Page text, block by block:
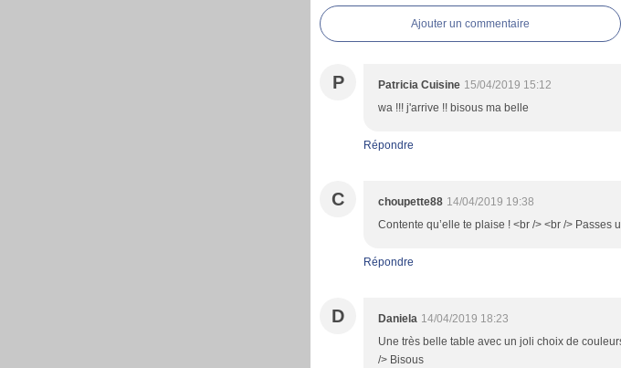
Ajouter un commentaire
P Patricia Cuisine 15/04/2019 15:12
wa !!! j'arrive !! bisous ma belle
Répondre
C choupette88 14/04/2019 19:38
Contente qu’elle te plaise ! <br /> <br /> Passes
Répondre
D Daniela 14/04/2019 18:23
Une très belle table avec un joli choix de
/> Bisous